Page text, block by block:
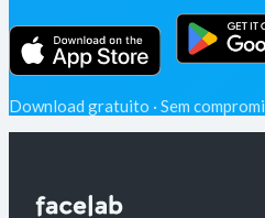
Download gratuito · Sem